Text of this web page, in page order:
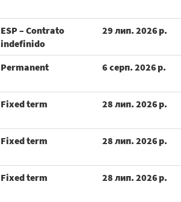
ESP – Contrato
indefinido
29 лип. 2026 р.
Permanent 6 серп. 2026 р.
Fixed term 28 лип. 2026 р.
Fixed term 28 лип. 2026 р.
Fixed term 28 лип. 2026 р.